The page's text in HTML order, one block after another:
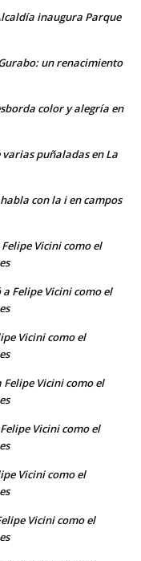
inaugura Parque
un renacimiento
color y alegría en
varias puñaladas en La
con la i en campos
Vicini como el
Felipe Vicini como el
Vicini como el
Vicini como el
Vicini como el
Vicini como el
Vicini como el